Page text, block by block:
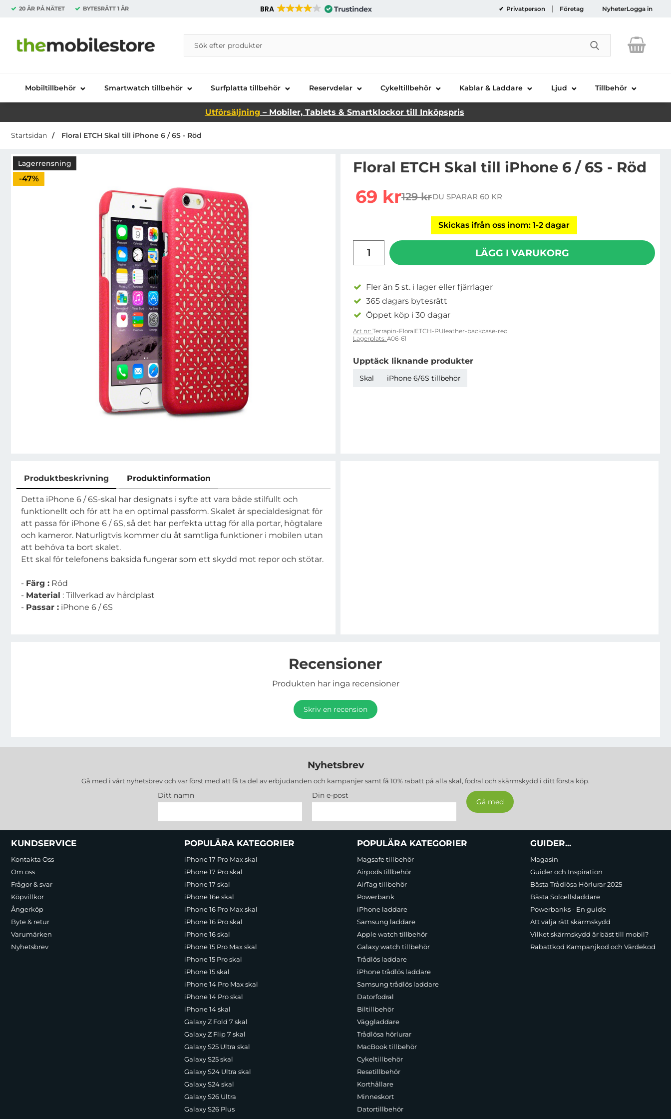
20 ÅR PÅ NÄTET BYTESRÄTT 1 ÅR BRA Privatperson Företag NyheterLogga in
Startsidan för Danira Telecom AB
Sök
Sök på Danira Telecom AB
Genomför
Mobiltillbehör Smartwatch tillbehör Surfplatta tillbehör Reservdelar Cykeltillbehör Kablar & Laddare Ljud Tillbehör
Utförsäljning – Mobiler, Tablets & Smartklockor till Inköpspris
Startsidan Floral ETCH Skal till iPhone 6 / 6S - Röd
Lagerrensning
Priset är nedsatt med
-47%
Floral ETCH Skal till iPhone 6 / 6S - Röd
rea pris
69 krtidigare pris
129 krDU SPARAR 60 KR
Skickas ifrån oss inom: 1-2 dagar
LÄGG I VARUKORG
Fler än 5 st. i lager eller fjärrlager
365 dagars bytesrätt
Öppet köp i 30 dagar
Art nr: Terrapin-FloralETCH-PUleather-backcase-red
Lagerplats: A06-61
Upptäck liknande produkter
Skal iPhone 6/6S tillbehör
Produktbeskrivning Produktinformation
Produktbeskrivning
Detta iPhone 6 / 6S-skal har designats i syfte att vara både stilfullt och
funktionellt och för att ha en optimal passform. Skalet är specialdesignat för
att passa för iPhone 6 / 6S, så det har perfekta uttag för alla portar, högtalare
och kameror. Naturligtvis kommer du åt samtliga funktioner i mobilen utan
att behöva ta bort skalet.
Ett skal för telefonens baksida fungerar som ett skydd mot repor och stötar.
- Färg : Röd
- Material : Tillverkad av hårdplast
- Passar : iPhone 6 / 6S
Recensioner
Produkten har inga recensioner
Skriv en recension
Nyhetsbrev
Gå med i vårt nyhetsbrev och var först med att få ta del av erbjudanden och kampanjer samt få 10% rabatt på alla skal, fodral och skärmskydd i ditt första köp.
Ditt namn Din e-post
Sidfot Blandad info och länkar
KUNDSERVICE
Kontakta Oss
Om oss
Frågor & svar
Köpvillkor
Ångerköp
Byte & retur
Varumärken
Nyhetsbrev
POPULÄRA KATEGORIER
iPhone 17 Pro Max skal
iPhone 17 Pro skal
iPhone 17 skal
iPhone 16e skal
iPhone 16 Pro Max skal
iPhone 16 Pro skal
iPhone 16 skal
iPhone 15 Pro Max skal
iPhone 15 Pro skal
iPhone 15 skal
iPhone 14 Pro Max skal
iPhone 14 Pro skal
iPhone 14 skal
Galaxy Z Fold 7 skal
Galaxy Z Flip 7 skal
Galaxy S25 Ultra skal
Galaxy S25 skal
Galaxy S24 Ultra skal
Galaxy S24 skal
Galaxy S26 Ultra
Galaxy S26 Plus
POPULÄRA KATEGORIER
Magsafe tillbehör
Airpods tillbehör
AirTag tillbehör
Powerbank
iPhone laddare
Samsung laddare
Apple watch tillbehör
Galaxy watch tillbehör
Trådlös laddare
iPhone trådlös laddare
Samsung trådlös laddare
Datorfodral
Biltillbehör
Väggladdare
Trådlösa hörlurar
MacBook tillbehör
Cykeltillbehör
Resetillbehör
Korthållare
Minneskort
Datortillbehör
GUIDER...
Magasin
Guider och Inspiration
Bästa Trådlösa Hörlurar 2025
Bästa Solcellsladdare
Powerbanks - En guide
Att välja rätt skärmskydd
Vilket skärmskydd är bäst till mobil?
Rabattkod Kampanjkod och Värdekod